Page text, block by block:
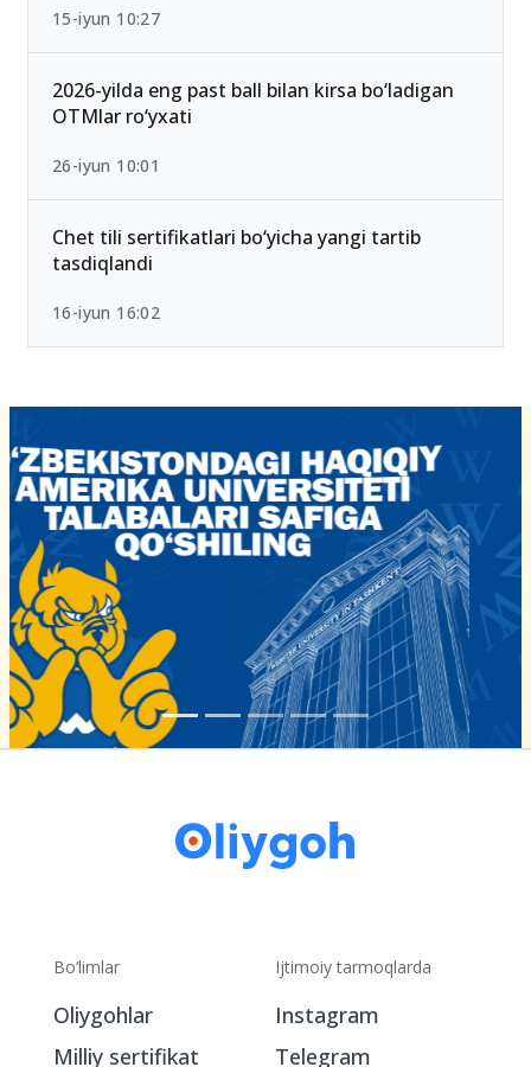
15-iyun 10:27
2026-yilda eng past ball bilan kirsa bo‘ladigan
OTMlar ro‘yxati
26-iyun 10:01
Chet tili sertifikatlari bo‘yicha yangi tartib
tasdiqlandi
16-iyun 16:02
Bo‘limlar
Oliygohlar
Milliy sertifikat
Ijtimoiy tarmoqlarda
Instagram
Telegram